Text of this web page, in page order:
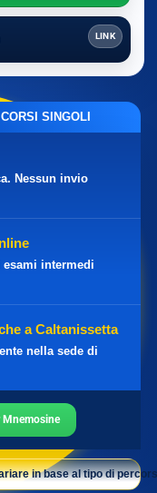
LINK
SINGOLI
Nessun invio
intermedi
a Caltanissetta
nella sede di
Mnemosine
in base al tipo di